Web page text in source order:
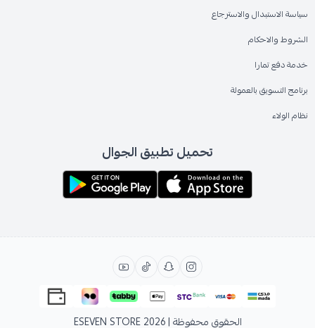
سياسة الاستبدال والاسترجاع
الشروط والاحكام
خدمة دفع تمارا
برنامج التسويق بالعمولة
نظام الولاء
تحميل تطبيق الجوال
الحقوق محفوظة | 2026 ESEVEN STORE